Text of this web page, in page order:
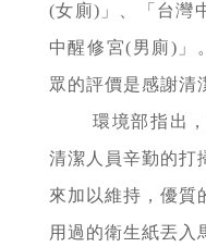
(女廁)」、「台灣
中醒修宮(男廁)」
眾的評價是感謝清
環境部指出
清潔人員辛勤的打
來加以維持，優質
用過的衛生紙丟入